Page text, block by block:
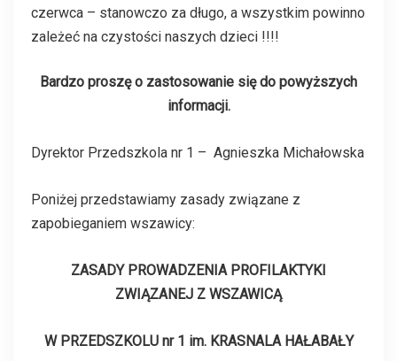
czerwca – stanowczo za długo, a wszystkim powinno
zależeć na czystości naszych dzieci !!!!
Bardzo proszę o zastosowanie się do powyższych
informacji.
Dyrektor Przedszkola nr 1 – Agnieszka Michałowska
Poniżej przedstawiamy zasady związane z
zapobieganiem wszawicy:
ZASADY PROWADZENIA PROFILAKTYKI
ZWIĄZANEJ Z WSZAWICĄ
W PRZEDSZKOLU nr 1 im. KRASNALA HAŁABAŁY